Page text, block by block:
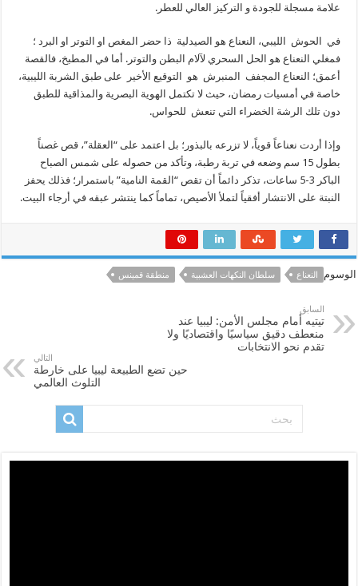
علامة مسجلة للجودة و التركيز العالي للعطر.
في الحوش الليبي، النعناع هو الصيدلية ذا حضر المغص او التوتر او البرد ؛
فمغلي النعناع هو الحل السحري لآلام البطن والتوتر. أما في المطبخ، فالقصة
أعمق؛ النعناع المجفف المنبرش هو التوقيع الأخير على طبق الشربة الليبية،
خاصة في أمسيات رمضان، حيث لا تكتمل الهوية البصرية والمذاقية للطبق
دون تلك الرشة الخضراء التي تنعش للحواس.
وإذا أردت نعناعاً قوياً، لا تزرعه بالبذور؛ بل اعتمد على “العقلة”، قص غصناً
بطول 15 سم وضعه في تربة رطبة، وتأكد من حصوله على شمس الصباح
الباكر 3-5 ساعات، تذكر دائماً أن تقص “القمة النامية” باستمرار؛ فذلك يحفز
النبتة على الانتشار أفقياً لتملأ الأصيص، تماماً كما ينتشر عبقه في أرجاء البيت.
الوسوم النعناع سلطان النكهات العشبية منطقة قمينس
السابق
تيتيه أمام مجلس الأمن: ليبيا عند
منعطف دقيق سياسيًا واقتصاديًا ولا
تقدم نحو الانتخابات
التالي
حين تضع الطبيعة ليبيا على خارطة
التلوث العالمي